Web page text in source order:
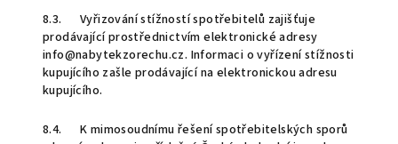
8.3. Vyřizování stížností spotřebitelů zajišťuje
prodávající prostřednictvím elektronické adresy
info@nabytekzorechu.cz. Informaci o vyřízení stížnosti
kupujícího zašle prodávající na elektronickou adresu
kupujícího.
8.4. K mimosoudnímu řešení spotřebitelských sporů